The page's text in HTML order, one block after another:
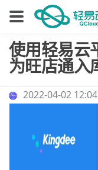
使用轻易云
为旺店通入
2022-04-02